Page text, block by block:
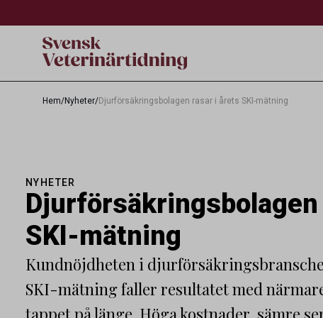
Hem/Nyheter/Djurförsäkringsbolagen rasar i årets SKI-mätning
NYHETER
SKI-mätning
Kundnöjdheten i
SKI-mätning faller resultatet med
tappet på länge. Höga kostnader, sämre